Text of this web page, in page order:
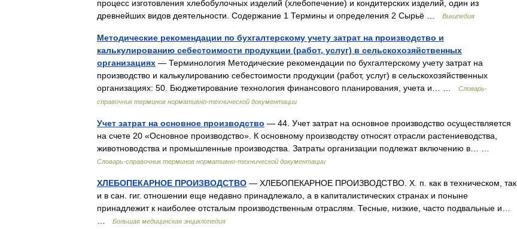
процесс изготовления хлебобулочных изделий (хлебопечение) и кондитерских изделий, один из
древнейших видов деятельности. Содержание 1 Термины и определения 2 Сырьё …
Википедия
Методические рекомендации по бухгалтерскому учету затрат на производство и
калькулированию себестоимости продукции (работ, услуг) в сельскохозяйственных
организациях — Терминология Методические рекомендации по бухгалтерскому учету затрат на
производство и калькулированию себестоимости продукции (работ, услуг) в сельскохозяйственных
организациях: 50. Бюджетирование технология финансового планирования, учета и… …
Словарь-
справочник терминов нормативно-технической документации
Учет затрат на основное производство — 44. Учет затрат на основное производство осуществляется
на счете 20 «Основное производство». К основному производству относят отрасли растениеводства,
животноводства и промышленные производства. Затраты организации подлежат включению в… …
Словарь-справочник терминов нормативно-технической документации
ХЛЕБОПЕКАРНОЕ ПРОИЗВОДСТВО — ХЛЕБОПЕКАРНОЕ ПРОИЗВОДСТВО. X. п. как в техническом, так
и в сан. гиг. отношении еще недавно принадлежало, а в капиталистических странах и поныне
принадлежит к наиболее отсталым производственным отраслям. Тесные, низкие, часто подвальные и…
Большая медицинская энциклопедия